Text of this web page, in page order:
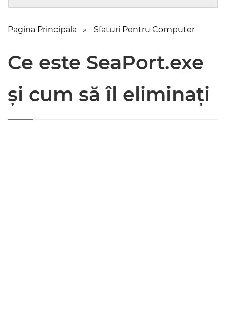
Pagina Principala Sfaturi Pentru Computer
Ce este SeaPort.exe
și cum să îl eliminați